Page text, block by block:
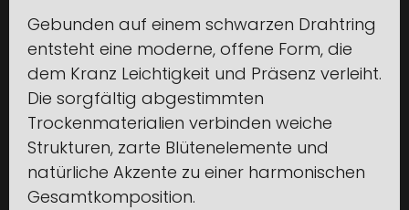
Gebunden auf einem schwarzen Drahtring
entsteht eine moderne, offene Form, die
dem Kranz Leichtigkeit und Präsenz verleiht.
Die sorgfältig abgestimmten
Trockenmaterialien verbinden weiche
Strukturen, zarte Blütenelemente und
natürliche Akzente zu einer harmonischen
Gesamtkomposition.